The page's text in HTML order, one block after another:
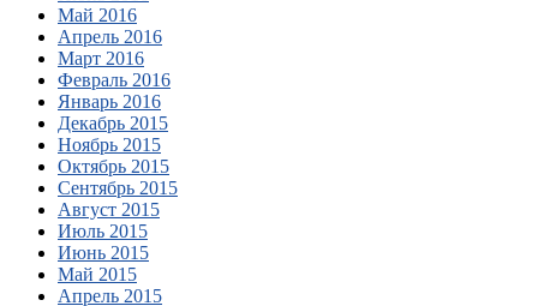
Май 2016
Апрель 2016
Март 2016
Февраль 2016
Январь 2016
Декабрь 2015
Ноябрь 2015
Октябрь 2015
Сентябрь 2015
Август 2015
Июль 2015
Июнь 2015
Май 2015
Апрель 2015